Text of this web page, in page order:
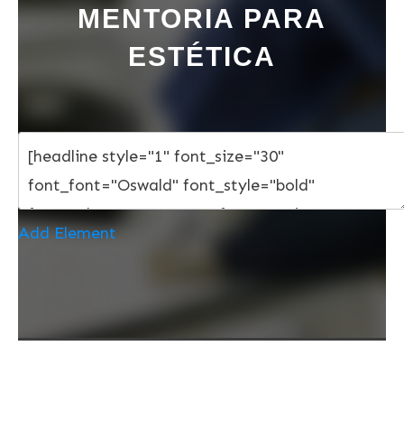
MENTORIA PARA
ESTÉTICA
Add Element